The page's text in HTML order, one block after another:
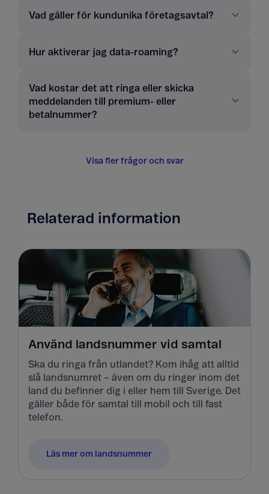
Vad gäller för kundunika företagsavtal?
Hur aktiverar jag data-roaming?
Vad kostar det att ringa eller skicka
meddelanden till premium- eller
betalnummer?
Visa fler frågor och svar
Relaterad information
Använd landsnummer vid samtal
Ska du ringa från utlandet? Kom ihåg att alltid
slå landsnumret – även om du ringer inom det
land du befinner dig i eller hem till Sverige. Det
gäller både för samtal till mobil och till fast
telefon.
Läs mer om landsnummer